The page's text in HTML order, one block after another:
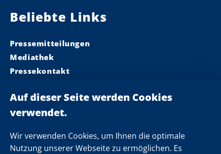
Wir verwenden Cookies, um Ihnen die optimale
Nutzung unserer Webseite zu ermöglichen. Es
Beliebte Links
Pressemitteilungen
Mediathek
Pressekontakt
Landeskabinett
Einsamkeit